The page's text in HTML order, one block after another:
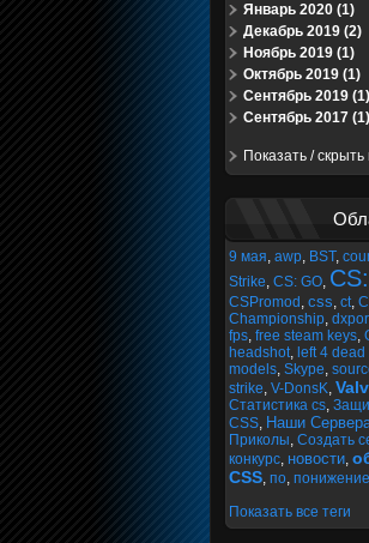
Январь 2020 (1)
Декабрь 2019 (2)
Ноябрь 2019 (1)
Октябрь 2019 (1)
Сентябрь 2019 (1)
Сентябрь 2017 (1)
Показать / скрыть
9 мая, awp, BST,
Strike, CS: GO,
CSPromod , css, ct,
Championship,
fps, free steam keys,
headshot, left 4 dead
models, Skype,
strike, V-DonsK,
Статистика cs,
CSS, Наши
Приколы, Создать
конкурс, новости,
CSS, по, понижение
Показать все теги